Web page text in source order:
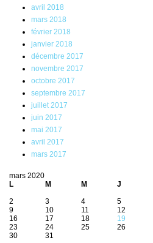
avril 2018
mars 2018
février 2018
janvier 2018
décembre 2017
novembre 2017
octobre 2017
septembre 2017
juillet 2017
juin 2017
mai 2017
avril 2017
mars 2017
mars 2020
L
M M J
2
3 4 5
9
10 11 12
16
17 18 19
23
24 25 26
30
31